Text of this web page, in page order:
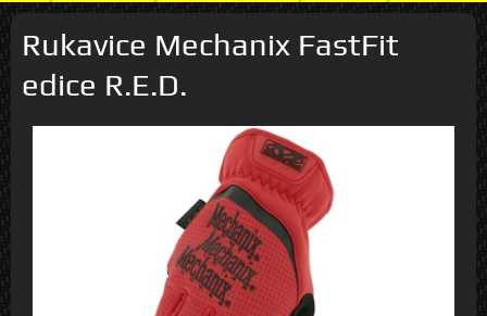
Rukavice Mechanix FastFit
edice R.E.D.